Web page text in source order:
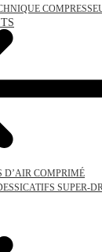
D’AIR COMPRIMÉ
SUPER-